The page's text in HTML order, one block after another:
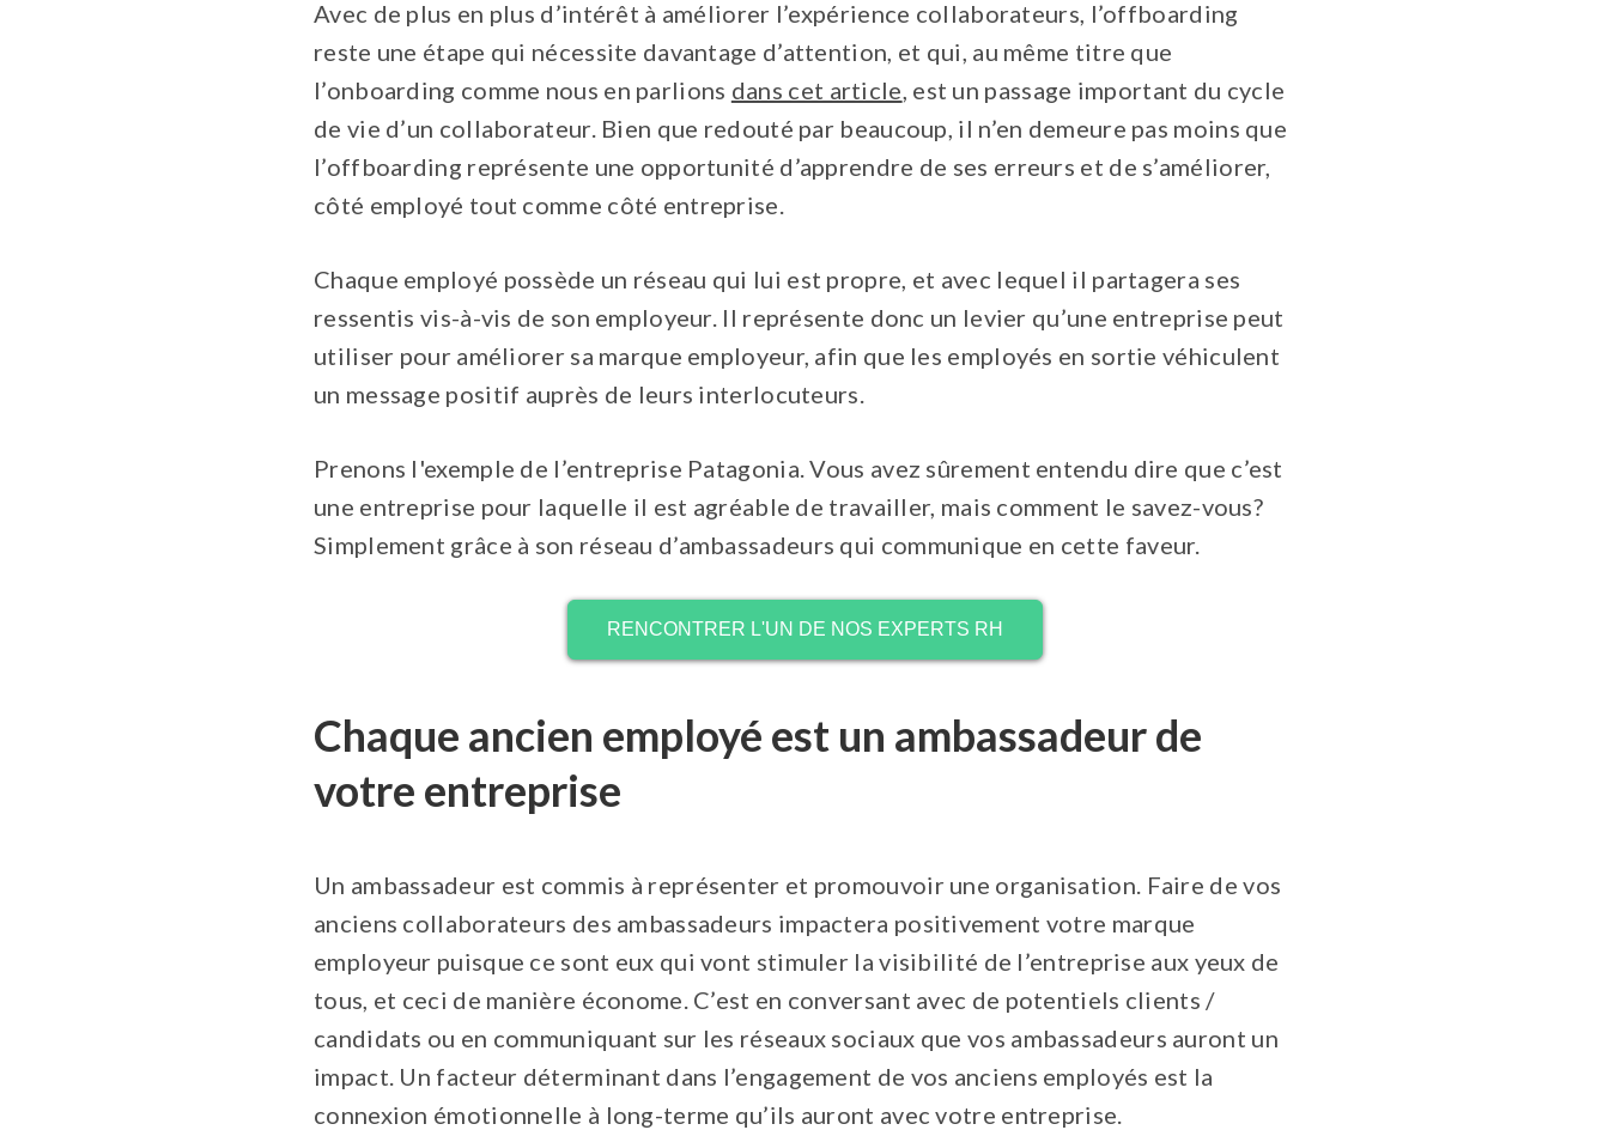
Avec de plus en plus d’intérêt à améliorer l’expérience collaborateurs, l’offboarding
reste une étape qui nécessite davantage d’attention, et qui, au même titre que
l’onboarding comme nous en parlions dans cet article, est un passage important du cycle
de vie d’un collaborateur. Bien que redouté par beaucoup, il n’en demeure pas moins que
l’offboarding représente une opportunité d’apprendre de ses erreurs et de s’améliorer,
côté employé tout comme côté entreprise.
Chaque employé possède un réseau qui lui est propre, et avec lequel il partagera ses
ressentis vis-à-vis de son employeur. Il représente donc un levier qu’une entreprise peut
utiliser pour améliorer sa marque employeur, afin que les employés en sortie véhiculent
un message positif auprès de leurs interlocuteurs.
Prenons l'exemple de l’entreprise Patagonia. Vous avez sûrement entendu dire que c’est
une entreprise pour laquelle il est agréable de travailler, mais comment le savez-vous?
Simplement grâce à son réseau d’ambassadeurs qui communique en cette faveur.
RENCONTRER L'UN DE NOS EXPERTS RH
Chaque ancien employé est un ambassadeur de
votre entreprise
Un ambassadeur est commis à représenter et promouvoir une organisation. Faire de vos
anciens collaborateurs des ambassadeurs impactera positivement votre marque
employeur puisque ce sont eux qui vont stimuler la visibilité de l’entreprise aux yeux de
tous, et ceci de manière économe. C’est en conversant avec de potentiels clients /
candidats ou en communiquant sur les réseaux sociaux que vos ambassadeurs auront un
impact. Un facteur déterminant dans l’engagement de vos anciens employés est la
connexion émotionnelle à long-terme qu’ils auront avec votre entreprise.